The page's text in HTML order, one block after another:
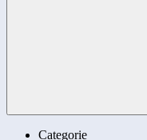
Categorie